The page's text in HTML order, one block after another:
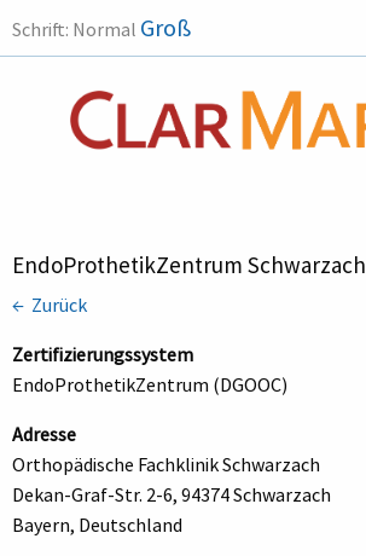
Schrift: Normal Groß
EndoProthetikZentrum Schwarzach
← Zurück
Zertifizierungssystem
EndoProthetikZentrum (DGOOC)
Adresse
Orthopädische Fachklinik Schwarzach
Dekan-Graf-Str. 2-6, 94374 Schwarzach
Bayern, Deutschland